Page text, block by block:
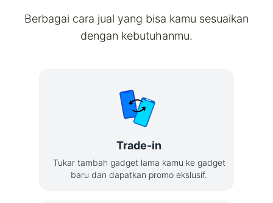
Berbagai cara jual yang bisa kamu sesuaikan
dengan kebutuhanmu.
Trade-in
Tukar tambah gadget lama kamu ke gadget
baru dan dapatkan promo ekslusif.